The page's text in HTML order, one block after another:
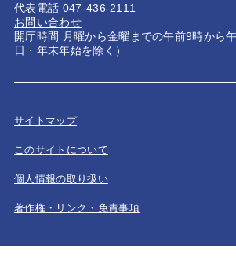
代表電話 047-436-2111
お問い合わせ
開庁時間 月曜から金曜までの午前9時から
日・年末年始を除く）
サイトマップ
このサイトについて
個人情報の取り扱い
著作権・リンク・免責事項